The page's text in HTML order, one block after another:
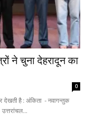
ने चुना देहरादून का
0
देखती है : अंकिता - नवागन्तुक